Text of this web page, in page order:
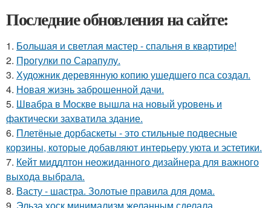
Последние обновления на сайте:
1. Большая и светлая мастер - спальня в квартире!
2. Прогулки по Сарапулу.
3. Художник деревянную копию ушедшего пса создал.
4. Новая жизнь заброшенной дачи.
5. Швабра в Москве вышла на новый уровень и
фактически захватила здание.
6. Плетёные дорбаскеты - это стильные подвесные
корзины, которые добавляют интерьеру уюта и эстетики.
7. Кейт миддлтон неожиданного дизайнера для важного
выхода выбрала.
8. Васту - шастра. Золотые правила для дома.